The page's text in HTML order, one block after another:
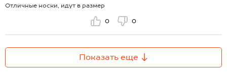
Отличные носки, идут в размер
0 0
Показать еще